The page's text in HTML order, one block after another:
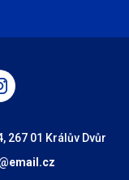
267 01 Králův Dvůr